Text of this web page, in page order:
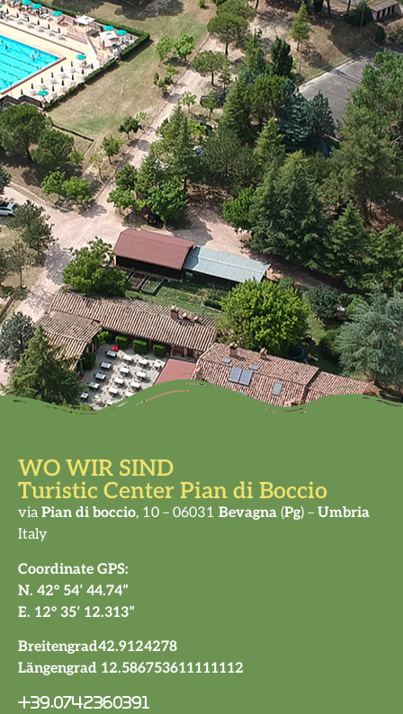
WO WIR SIND
Turistic Center Pian di Boccio
via Pian di boccio, 10 – 06031 Bevagna (Pg) – Umbria
Italy
Coordinate GPS:
N. 42° 54’ 44.74”
E. 12° 35’ 12.313”
Breitengrad42.9124278
Längengrad 12.586753611111112
+39.0742360391